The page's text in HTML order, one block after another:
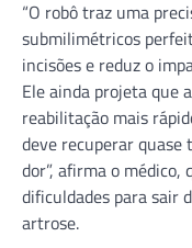
“O robô traz uma
submilimétricos
incisões e reduz o
Ele ainda projeta que
reabilitação mais
deve recuperar quase
dor”, afirma o
dificuldades para sair
artrose.